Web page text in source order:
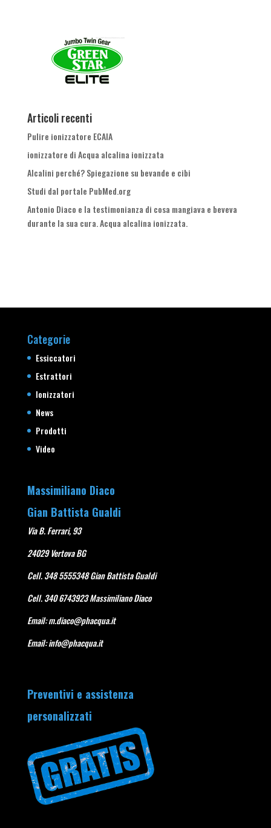
Articoli recenti
Pulire ionizzatore ECAIA
ionizzatore di Acqua alcalina ionizzata
Alcalini perché? Spiegazione su bevande e cibi
Studi dal portale PubMed.org
Antonio Diaco e la testimonianza di cosa mangiava e beveva
durante la sua cura. Acqua alcalina ionizzata.
Categorie
Essiccatori
Estrattori
Ionizzatori
News
Prodotti
Video
Massimiliano Diaco
Gian Battista Gualdi
Via B. Ferrari, 93
24029 Vertova BG
Cell. 348 5555348 Gian Battista Gualdi
Cell. 340 6743923 Massimiliano Diaco
Email:m.diaco@phacqua.it
Email: info@phacqua.it
Preventivi e assistenza
personalizzati